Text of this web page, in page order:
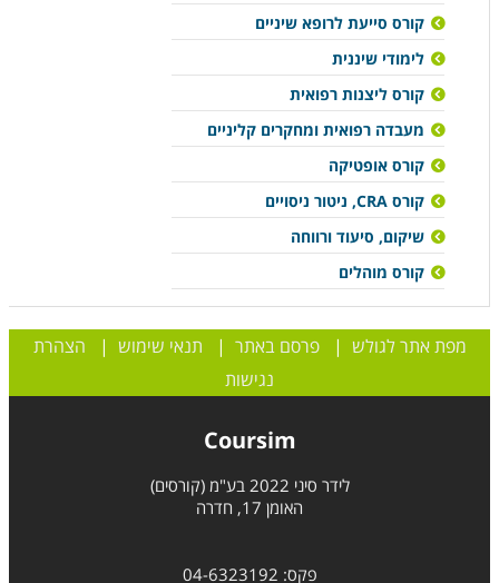
קורס סייעת לרופא שיניים
לימודי שיננית
קורס ליצנות רפואית
מעבדה רפואית ומחקרים קליניים
קורס אופטיקה
קורס CRA, ניטור ניסויים
שיקום, סיעוד ורווחה
קורס מוהלים
מפת אתר לגולש |פרסם באתר | תנאי שימוש | הצהרת
נגישות
Coursim
לידר סיני 2022 בע"מ (קורסים)
האומן 17, חדרה
פקס: 04-6323192